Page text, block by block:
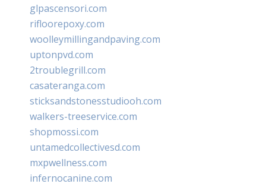
glpascensori.com
rifloorepoxy.com
woolleymillingandpaving.com
uptonpvd.com
2troublegrill.com
casateranga.com
sticksandstonesstudiooh.com
walkers-treeservice.com
shopmossi.com
untamedcollectivesd.com
mxpwellness.com
infernocanine.com